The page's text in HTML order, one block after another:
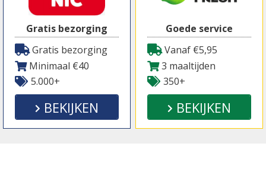
Gratis bezorging
Gratis bezorging
Minimaal €40
5.000+
BEKIJKEN
Goede service
Vanaf €5,95
3 maaltijden
350+
BEKIJKEN